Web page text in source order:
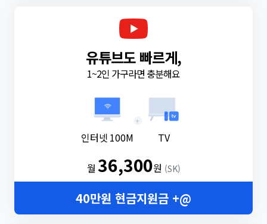
유튜브도 빠르게,
1~2인 가구라면 충분해요
인터넷 100M
+
TV
월36,300원 (SK)
40만원 현금지원금 +@